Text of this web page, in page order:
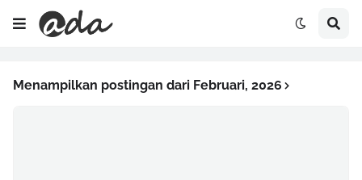
Menampilkan postingan dari Februari, 2026